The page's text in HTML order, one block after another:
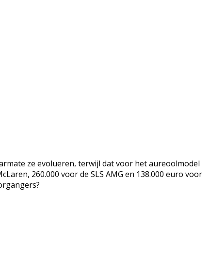
ze evolueren, terwijl dat voor het aureoolmodel
260.000 voor de SLS AMG en 138.000 euro voor